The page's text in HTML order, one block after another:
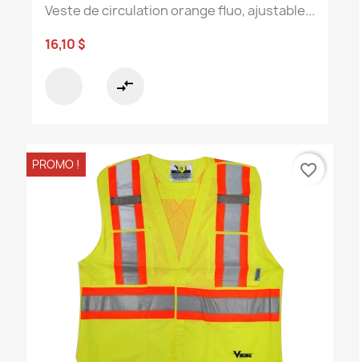
Veste de circulation orange fluo, ajustable...
16,10 $
compare_arrows
PROMO ! favorite_border